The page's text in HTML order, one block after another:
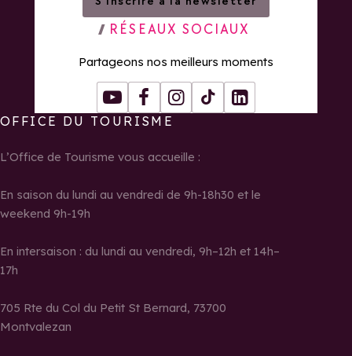
RÉSEAUX SOCIAUX
Partageons nos meilleurs moments
YoutubeFacebookInstagram
Tiktok LinkedIn
OFFICE DU TOURISME
L’Office de Tourisme vous accueille :
En saison du lundi au vendredi de 9h-18h30 et le
weekend 9h-19h
En intersaison : du lundi au vendredi, 9h–12h et 14h–
17h
705 Rte du Col du Petit St Bernard, 73700
Montvalezan